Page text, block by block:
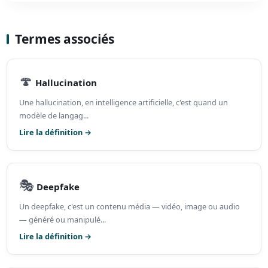
Termes associés
🍄 Hallucination
Une hallucination, en intelligence artificielle, c'est quand un
modèle de langag...
Lire la définition →
🎭 Deepfake
Un deepfake, c'est un contenu média — vidéo, image ou audio
— généré ou manipulé...
Lire la définition →